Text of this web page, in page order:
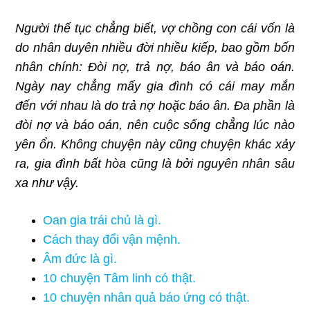
Người thế tục chẳng biết, vợ chồng con cái vốn là
do nhân duyên nhiều đời nhiều kiếp, bao gồm bốn
nhân chính: Đòi nợ, trả nợ, báo ân và báo oán.
Ngày nay chẳng mấy gia đình có cái may mắn
đến với nhau là do trả nợ hoặc báo ân. Đa phần là
đòi nợ và báo oán, nên cuộc sống chẳng lúc nào
yên ổn. Không chuyện này cũng chuyện khác xảy
ra, gia đình bất hòa cũng là bởi nguyên nhân sâu
xa như vậy.
Oan gia trái chủ là gì.
Cách thay đổi vận mệnh.
Âm đức là gì.
10 chuyện Tâm linh có thật.
10 chuyện nhân quả báo ứng có thật.